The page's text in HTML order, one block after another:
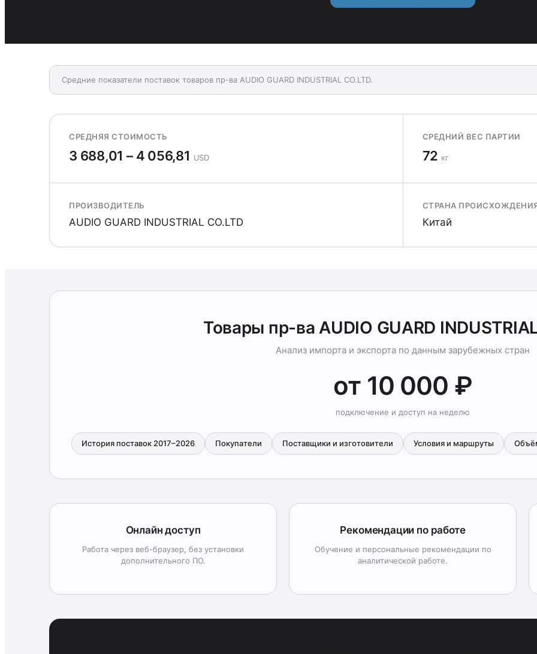
Средние показатели поставок товаров пр-ва AUDIO GUARD INDUSTRIAL CO.LTD.
СРЕДНЯЯ СТОИМОСТЬ
3 688,01 – 4 056,81 USD
СРЕДНИЙ ВЕС ПАРТИИ
72 кг
ПРОИЗВОДИТЕЛЬ
AUDIO GUARD INDUSTRIAL CO.LTD
СТРАНА
Китай
Товары пр-ва AUDIO GUARD
Анализ импорта и экспорта по данным зарубежных стран
от 10 000 ₽
подключение и доступ на неделю
История поставок 2017–2026 Покупатели Поставщики и изготовители Условия и маршруты
Онлайн доступ
Работа через веб-браузер, без установки
дополнительного ПО.
Рекомендации по работе
Обучение и персональные рекомендации по
аналитической работе.